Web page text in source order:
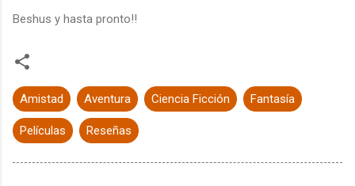
Beshus y hasta pronto!!
Amistad Aventura Ciencia Ficción Fantasía
Películas Reseñas